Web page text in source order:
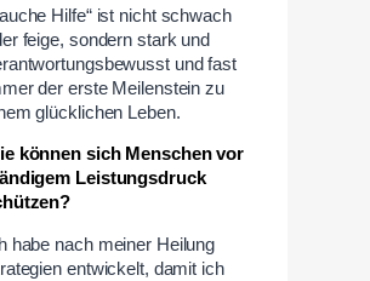
Hilfe“ ist nicht schwach
feige, sondern stark und
und fast
der erste Meilenstein zu
glücklichen Leben.
können sich Menschen vor
Leistungsdruck
habe nach meiner Heilung
entwickelt, damit ich